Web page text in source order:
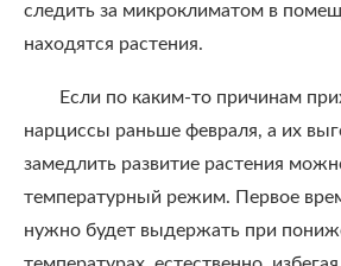
следить за микроклиматом в
находятся растения.
Если по каким-то причинам
нарциссы раньше февраля, а их
замедлить развитие растения
температурный режим. Первое
нужно будет выдержать при